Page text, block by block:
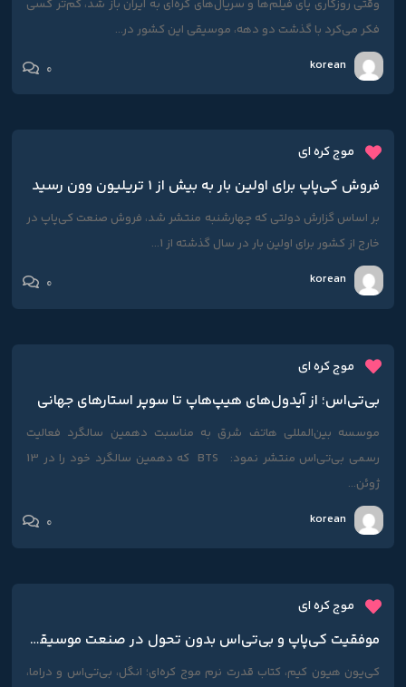
وقتی روزگاری پای فیلم‌ها و سریال‌های کره‌ای به ایران باز شد،‌ کم‌تر کسی
فکر می‌کرد با گذشت دو دهه، موسیقی این کشور در...
korean
0
موج کره ای
فروش کی‌پاپ برای اولین بار به بیش از 1 تریلیون وون رسید
بر اساس گزارش دولتی که چهارشنبه منتشر شد، فروش صنعت کی‌پاپ در
خارج از کشور برای اولین بار در سال گذشته از 1...
korean
0
موج کره ای
بی‌تی‌اس؛ از آیدول‌های هیپ‌هاپ تا سوپر استارهای جهانی
موسسه بین‌المللی هاتف شرق به مناسبت دهمین سالگرد فعالیت
رسمی بی‌تی‌اس منتشر نمود: BTS که دهمین سالگرد خود را در 13
ژوئن...
korean
0
موج کره ای
موفقيت کی‌پاپ و بی‌تی‌اس بدون تحول در صنعت موسيقی جهان ممکن نبود
کی‌یون هیون کیم، کتاب قدرت نرم موج کره‌ای؛ انگل، بی‌تی‌اس و دراما،